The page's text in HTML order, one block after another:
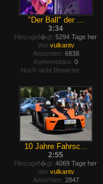
"Der Ball" der ...
3:34
Hinzugef�gt: 5294 Tage her
Von vulkantv
Ansichten: 6838
Kommentare: 0
Noch nicht Bewertet
10 Jahre Fahrsc...
2:55
Hinzugef�gt: 4069 Tage her
Von vulkantv
Ansichten: 2847